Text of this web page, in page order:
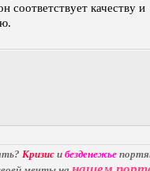
соответствует качеству и
Кризис и безденежье